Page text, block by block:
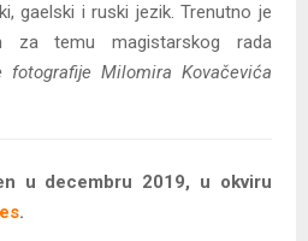
gaelski i ruski jezik. Trenutno je
za temu magistarskog rada
Milomira Kovačevića
u decembru 2019, u okviru
.